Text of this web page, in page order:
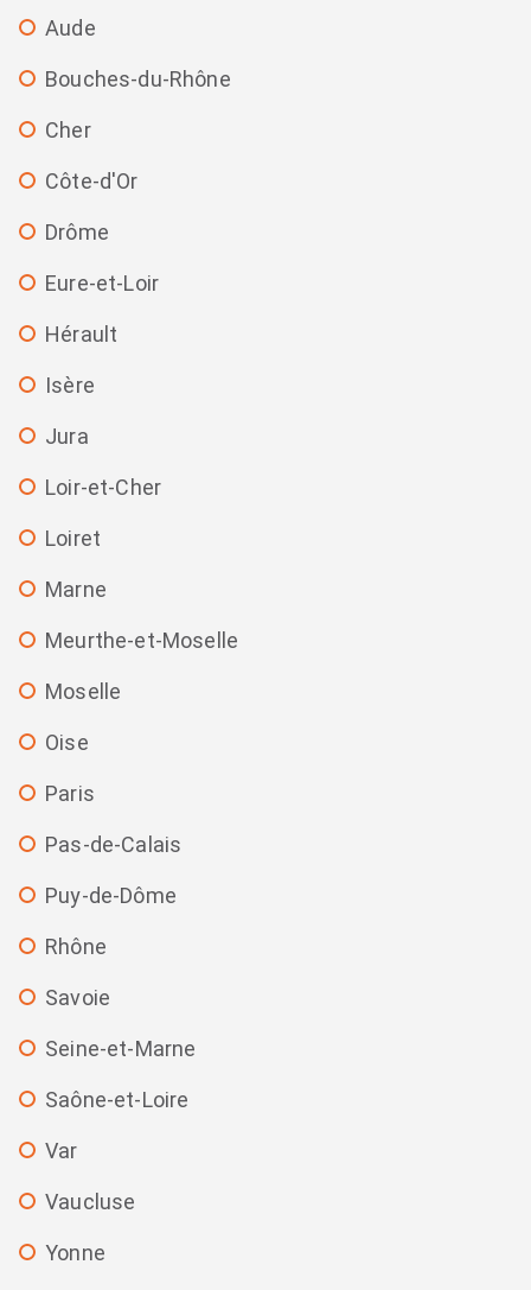
Aude
Bouches-du-Rhône
Cher
Côte-d'Or
Drôme
Eure-et-Loir
Hérault
Isère
Jura
Loir-et-Cher
Loiret
Marne
Meurthe-et-Moselle
Moselle
Oise
Paris
Pas-de-Calais
Puy-de-Dôme
Rhône
Savoie
Seine-et-Marne
Saône-et-Loire
Var
Vaucluse
Yonne